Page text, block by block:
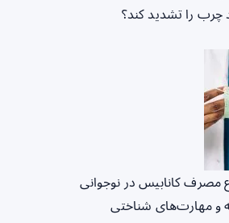
چرب را تشدید کند؟
مصرف کانابیس در نوجوانی
و مهارت‌های شناختی